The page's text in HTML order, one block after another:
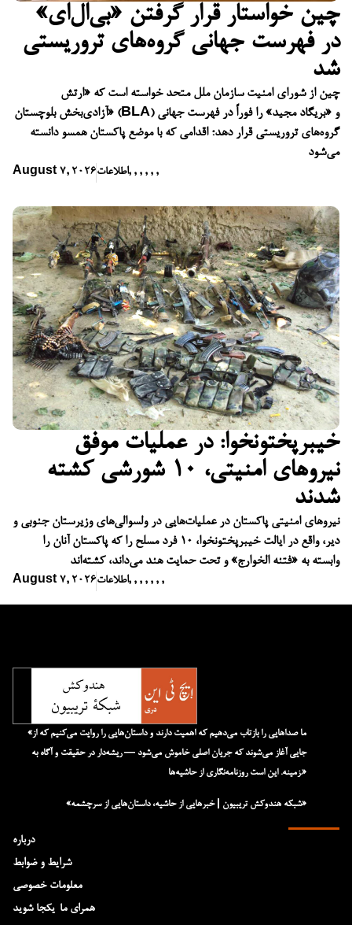
چین خواستار قرار گرفتن «بی‌ال‌ای»
در فهرست جهانی گروه‌های تروریستی
شد
چین از شورای امنیت سازمان ملل متحد خواسته است که «ارتش
آزادی‌بخش بلوچستان» (BLA) و «بریگاد مجید» را فوراً در فهرست جهانی
گروه‌های تروریستی قرار دهد؛ اقدامی که با موضع پاکستان همسو دانسته
می‌شود
August 7, 2026اطلاعات, , , , , ,
خیبرپختونخوا: در عملیات موفق
نیروهای امنیتی، ۱۰ شورشی کشته
شدند
نیروهای امنیتی پاکستان در عملیات‌هایی در ولسوالی‌های وزیرستان جنوبی و
دیر، واقع در ایالت خیبرپختونخوا، ۱۰ فرد مسلح را که پاکستان آنان را
وابسته به «فتنه الخوارج» و تحت حمایت هند می‌داند، کشته‌اند
August 7, 2026اطلاعات, , , , , , ,
درباره
شرایط و ضوابط
معلومات خصوصی
همرای ما-یکجا شوید
«ما صداهایی را بازتاب می‌دهیم که اهمیت دارند و داستان‌هایی را روایت می‌کنیم که از
جایی آغاز می‌شوند که جریان اصلی خاموش می‌شود — ریشه‌دار در حقیقت و آگاه به
زمینه. این است روزنامه‌نگاری از حاشیه‌ها.»
«شبکه هند‌و‌کش تریبیون | خبرهایی از حاشیه، داستان‌هایی از سرچشمه»